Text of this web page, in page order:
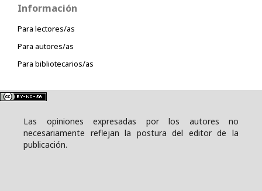
Información
Para lectores/as
Para autores/as
Para bibliotecarios/as
Las opiniones expresadas por los autores no
necesariamente reflejan la postura del editor de la
publicación.